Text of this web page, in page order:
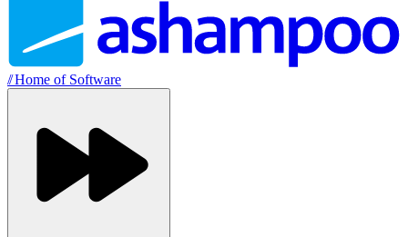
//Home of Software